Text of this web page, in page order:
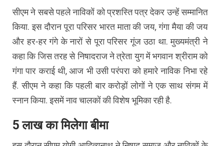
सीएम ने सबसे पहले नाविकों को प्रशस्ति पत्र देकर उन्हें सम्मानित
किया. इस दौरान पूरा परिसर भारत माता की जय, गंगा मैया की जय
और हर-हर गंगे के नारों से पूरा परिसर गूंज उठा था. मुख्यमंत्री ने
कहा कि जिस तरह से निषादराज ने त्रेता युग में भगवान श्रीराम को
गंगा पार कराई थी, आज भी उसी परंपरा को हमारे नाविक निभा रहे
हैं. सीएम ने कहा कि पहली बार करोड़ों लोगों ने एक साथ संगम में
स्नान किया. इसमें नाव चालकों की विशेष भूमिका रही है.
5 लाख का मिलेगा बीमा